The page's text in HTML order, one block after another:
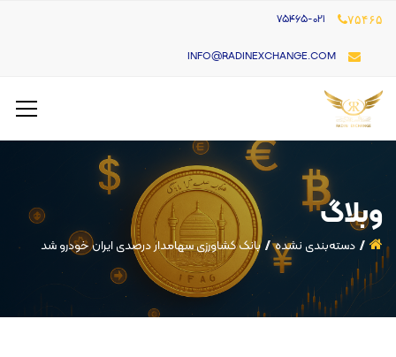
۷۵۴۶۵
INFO@RADINEXCHANGE.COM
وبلاگ
دسته‌بندی نشده بانک کشاورزی سهامدار درصدی ایران خودرو شد